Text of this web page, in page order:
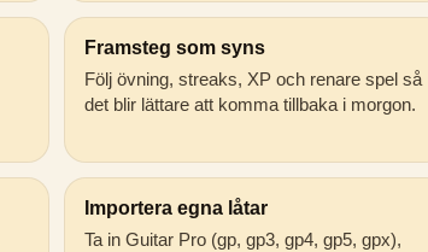
Framsteg som syns
Följ övning, streaks, XP och renare spel så
det blir lättare att komma tillbaka i morgon.
Importera egna låtar
Ta in Guitar Pro (gp, gp3, gp4, gp5, gpx),